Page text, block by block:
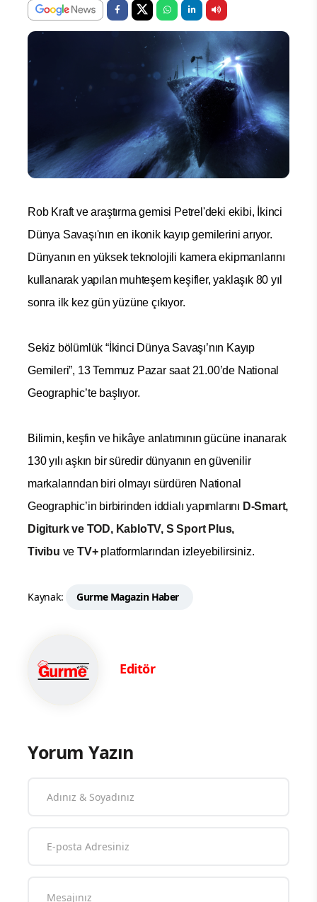
Rob Kraft ve araştırma gemisi Petrel'deki ekibi, İkinci
Dünya Savaşı'nın en ikonik kayıp gemilerini arıyor.
Dünyanın en yüksek teknolojili kamera ekipmanlarını
kullanarak yapılan muhteşem keşifler, yaklaşık 80 yıl
sonra ilk kez gün yüzüne çıkıyor.
Sekiz bölümlük “İkinci Dünya Savaşı’nın Kayıp
Gemileri”, 13 Temmuz Pazar saat 21.00’de National
Geographic’te başlıyor.
Bilimin, keşfin ve hikâye anlatımının gücüne inanarak
130 yılı aşkın bir süredir dünyanın en güvenilir
markalarından biri olmayı sürdüren National
Geographic’in birbirinden iddialı yapımlarını D-Smart,
Digiturk ve TOD, KabloTV, S Sport Plus,
Tivibu ve TV+ platformlarından izleyebilirsiniz.
Kaynak: Gurme Magazin Haber
Editör
Yorum Yazın